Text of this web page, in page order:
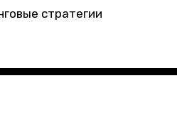
стратегии